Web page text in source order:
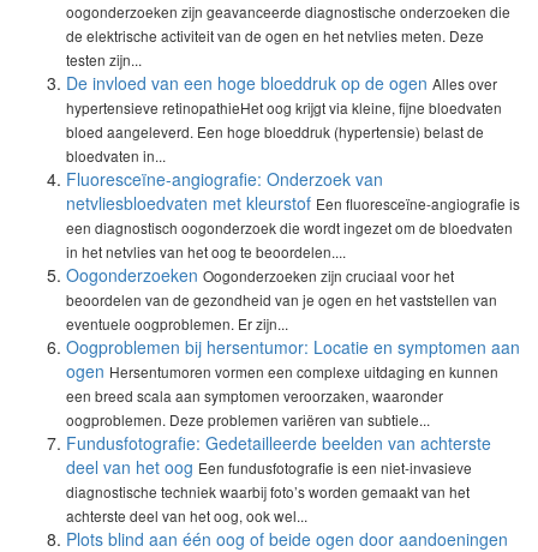
oogonderzoeken zijn geavanceerde diagnostische onderzoeken die
de elektrische activiteit van de ogen en het netvlies meten. Deze
testen zijn...
De invloed van een hoge bloeddruk op de ogen Alles over
hypertensieve retinopathieHet oog krijgt via kleine, fijne bloedvaten
bloed aangeleverd. Een hoge bloeddruk (hypertensie) belast de
bloedvaten in...
Fluoresceïne-angiografie: Onderzoek van
netvliesbloedvaten met kleurstof Een fluoresceïne-angiografie is
een diagnostisch oogonderzoek die wordt ingezet om de bloedvaten
in het netvlies van het oog te beoordelen....
Oogonderzoeken Oogonderzoeken zijn cruciaal voor het
beoordelen van de gezondheid van je ogen en het vaststellen van
eventuele oogproblemen. Er zijn...
Oogproblemen bij hersentumor: Locatie en symptomen aan
ogen Hersentumoren vormen een complexe uitdaging en kunnen
een breed scala aan symptomen veroorzaken, waaronder
oogproblemen. Deze problemen variëren van subtiele...
Fundusfotografie: Gedetailleerde beelden van achterste
deel van het oog Een fundusfotografie is een niet-invasieve
diagnostische techniek waarbij foto’s worden gemaakt van het
achterste deel van het oog, ook wel...
Plots blind aan één oog of beide ogen door aandoeningen